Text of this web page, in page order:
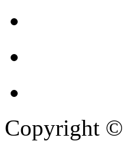
Copyright ©